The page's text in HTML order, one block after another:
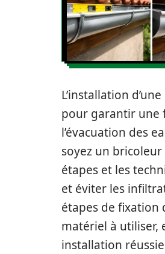
L’installation
pour garantir une
l’évacuation des
soyez un
étapes et les
et éviter les
étapes de fixation
matériel à utiliser,
installation